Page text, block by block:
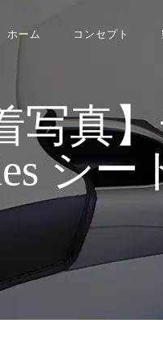
ホーム コンセプト
写真
シ